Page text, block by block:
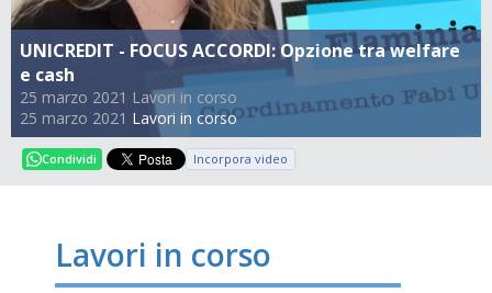
UNICREDIT - FOCUS ACCORDI: Opzione tra welfare
e cash
25 marzo 2021 Lavori in corso
25 marzo 2021 Lavori in corso
Condividi Incorpora video
Lavori in corso